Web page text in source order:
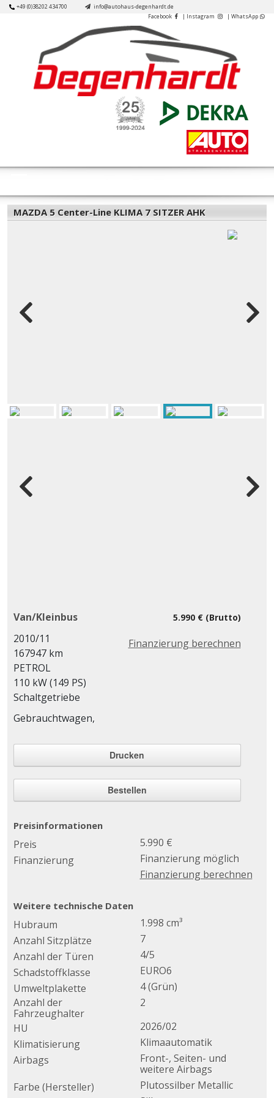
Skip+49 (0)38202 434700
info@autohaus-degenhardt.de
Facebook
| Instagram | WhatsApp
Button
MAZDA 5 Center-Line KLIMA 7 SITZER AHK
5.990 € (Brutto)
Finanzierung berechnen
Van/Kleinbus
2010/11
167947 km
PETROL
110 kW (149 PS)
Schaltgetriebe
Gebrauchtwagen,
Drucken
Bestellen
Preisinformationen
Preis
5.990 €
Finanzierung
Finanzierung möglich
Finanzierung berechnen
Weitere technische Daten
Hubraum
1.998 cm³
Anzahl Sitzplätze
7
Anzahl der Türen
4/5
Schadstoffklasse
EURO6
Umweltplakette
4 (Grün)
Anzahl der
Fahrzeughalter
2
HU
2026/02
Klimatisierung
Klimaautomatik
Airbags
Front-, Seiten- und
weitere Airbags
Farbe (Hersteller)
Plutossilber Metallic